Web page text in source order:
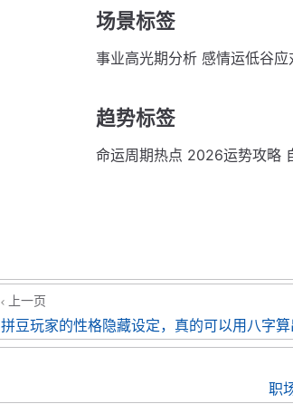
场景标签
事业高光期分析 感情运低谷
趋势标签
命运周期热点 2026运势攻略
上一页
拼豆玩家的性格隐藏设定，真的可以用八字算
职